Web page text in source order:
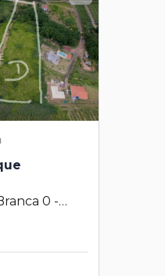
0 -
Centenário